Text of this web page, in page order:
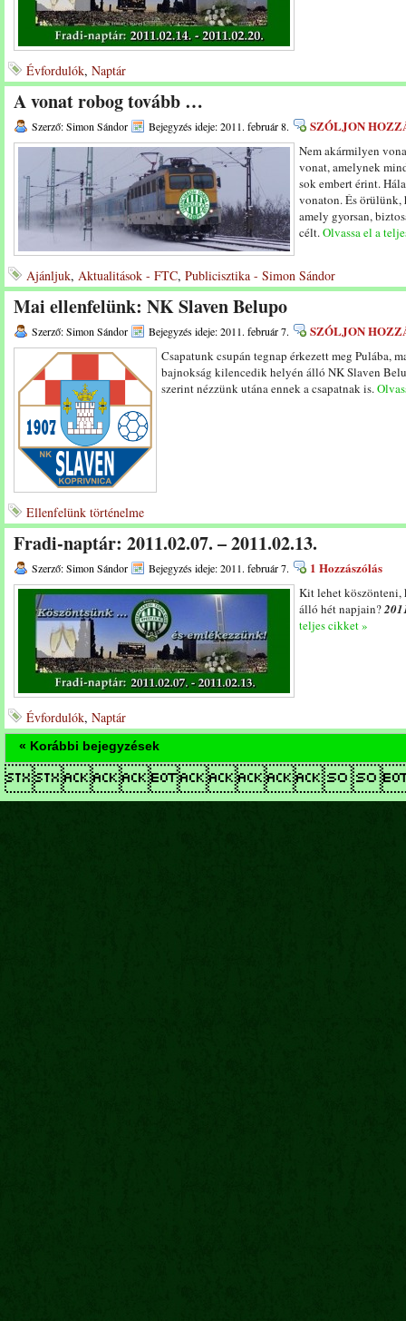
Évfordulók, Naptár
A vonat robog tovább …
Szerző: Simon Sándor Bejegyzés ideje: 2011. február 8. SZÓLJON
Nem akármilyen
vonat, amelynek
sok embert érint.
vonaton. És
amely gyorsan,
célt.Olvassa el a
Ajánljuk, Aktualitások - FTC, Publicisztika - Simon Sándor
Mai ellenfelünk: NK Slaven Belupo
Szerző: Simon Sándor Bejegyzés ideje: 2011. február 7. SZÓLJON
Csapatunk csupán tegnap érkezett meg Pulába,
bajnokság kilencedik helyén álló NK Slaven
szerint nézzünk utána ennek a csapatnak is.
Ellenfelünk történelme
Fradi-naptár: 2011.02.07. – 2011.02.13.
Szerző: Simon Sándor Bejegyzés ideje: 2011. február 7. 1 Hozzászólás
Kit lehet köszönteni,
álló hét napjain?
teljes cikket »
Évfordulók, Naptár
« Korábbi bejegyzések